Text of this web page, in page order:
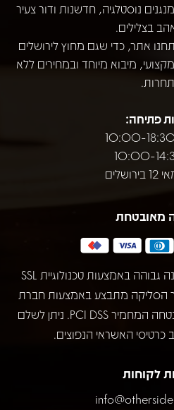
נוסטלגיה, חדשנות ודור צעיר
בצלילים.
אתר, כדי שגם מחוץ לירושלים
מיבוא מיוחד ובמחירים ללא
תחרות.
פתיחה:
מאובטחת
האתר מאובטח ברמת הצפנה גבוהה באמצעות טכנולוגיית SSL
הסליקה מתבצע באמצעות חברת
COMAX בהתאם לתקן האבטחה המחמיר PCI DSS. ניתן לשלם
כרטיסי האשראי הנפוצים.
לקוחות